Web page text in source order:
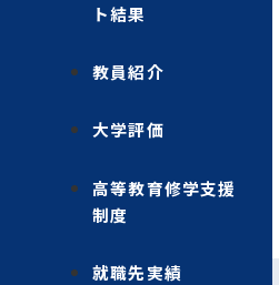
ト結果
教員紹介
大学評価
高等教育修学支援
制度
就職先実績